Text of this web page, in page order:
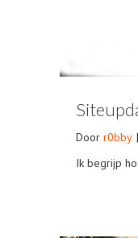
Door r0bby |
Ik begrijp